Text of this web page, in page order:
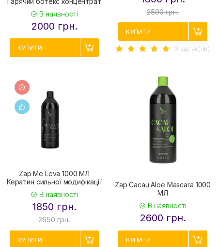
В наявності
2000 грн.
КУПИТИ
2500 грн.
КУПИТИ
3 вiдгук(-iв)
Zap Me Leva 1000 МЛ
Кератин сильної модифікації
В наявності
1850 грн.
2650 грн.
КУПИТИ
Zap Cacau Aloe Mascara 1000
МЛ
В наявності
2600 грн.
КУПИТИ